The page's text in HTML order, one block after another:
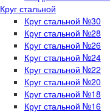
Круг стальной
Круг стальной №30
Круг стальной №28
Круг стальной №26
Круг стальной №24
Круг стальной №22
Круг стальной №20
Круг стальной №18
Круг стальной №16